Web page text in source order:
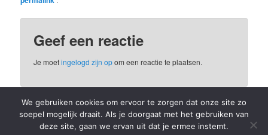
Geef een reactie
Je moetingelogd zijn opom een reactie te plaatsen.
Privacybeleid Ondersteund door WordPress
We gebruiken cookies om ervoor te zorgen dat onze site zo
soepel mogelijk draait. Als je doorgaat met het gebruiken van
deze site, gaan we ervan uit dat je ermee instemt.